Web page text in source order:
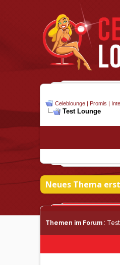
Celeblounge | Promis |
Test Lounge
Neues Thema
Themen im Forum :